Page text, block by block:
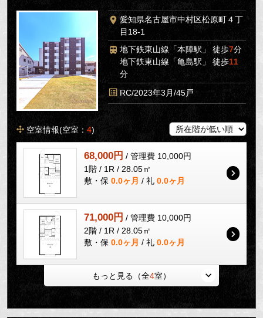
愛知県名古屋市中村区松原町４丁
目18-1
地下鉄東山線「本陣駅」 徒歩7分
地下鉄東山線「亀島駅」 徒歩11
分
RC/2023年3月/45戸
空室情報(空室：4)
68,000円 / 管理費 10,000円
1階 / 1R / 28.05㎡
敷・保 0.0ヶ月 / 礼 0.0ヶ月
71,000円 / 管理費 10,000円
2階 / 1R / 28.05㎡
敷・保 0.0ヶ月 / 礼 0.0ヶ月
もっと見る（全4室）